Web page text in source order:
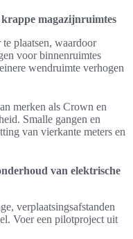
magazijnruimtes
plaatsen, waardoor
voor binnenruimtes
wendruimte verhogen
merken als Crown en
Smalle gangen en
van vierkante meters en
van elektrische
verplaatsingsafstanden
Voer een pilotproject uit